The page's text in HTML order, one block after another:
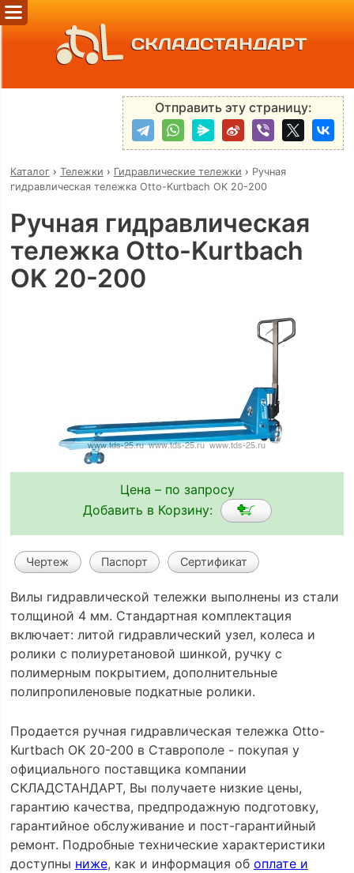
СКЛАДСТАНДАРТ
Отправить эту страницу:
Каталог› Тележки › Гидравлические тележки › Ручная
гидравлическая тележка Otto-Kurtbach OK 20-200
Ручная гидравлическая
тележка Otto-Kurtbach
OK 20-200
Цена – по запросу
Добавить в Корзину:
Чертеж Паспорт Сертификат
Вилы гидравлической тележки выполнены из стали
толщиной 4 мм. Стандартная комплектация
включает: литой гидравлический узел, колеса и
ролики с полиуретановой шинкой, ручку с
полимерным покрытием, дополнительные
полипропиленовые подкатные ролики.
Продается ручная гидравлическая тележка Otto-
Kurtbach OK 20-200 в Ставрополе - покупая у
официального поставщика компании
СКЛАДСТАНДАРТ, Вы получаете низкие цены,
гарантию качества, предпродажную подготовку,
гарантийное обслуживание и пост-гарантийный
ремонт. Подробные технические характеристики
доступны ниже, как и информация об оплате и